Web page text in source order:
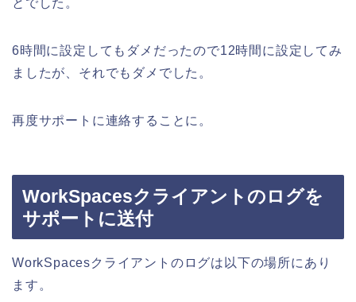
6時間に設定してもダメだったので12時間に設定してみ
ましたが、それでもダメでした。
再度サポートに連絡することに。
WorkSpacesクライアントのログを
サポートに送付
WorkSpacesクライアントのログは以下の場所にあり
ます。